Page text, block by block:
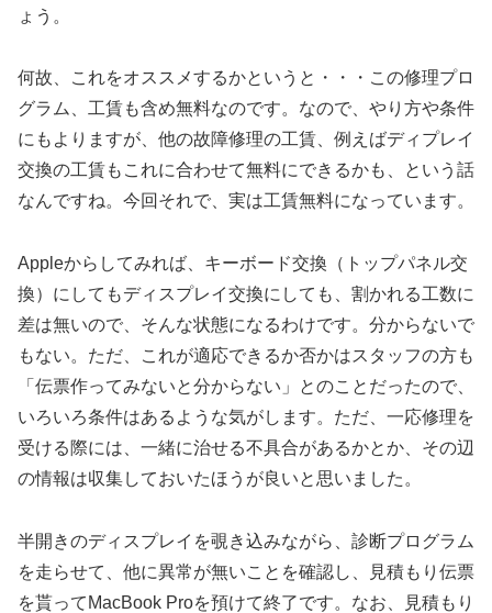
ょう。
何故、これをオススメするかというと・・・この修理プロ
グラム、工賃も含め無料なのです。なので、やり方や条件
にもよりますが、他の故障修理の工賃、例えばディプレイ
交換の工賃もこれに合わせて無料にできるかも、という話
なんですね。今回それで、実は工賃無料になっています。
Appleからしてみれば、キーボード交換（トップパネル交
換）にしてもディスプレイ交換にしても、割かれる工数に
差は無いので、そんな状態になるわけです。分からないで
もない。ただ、これが適応できるか否かはスタッフの方も
「伝票作ってみないと分からない」とのことだったので、
いろいろ条件はあるような気がします。ただ、一応修理を
受ける際には、一緒に治せる不具合があるかとか、その辺
の情報は収集しておいたほうが良いと思いました。
半開きのディスプレイを覗き込みながら、診断プログラム
を走らせて、他に異常が無いことを確認し、見積もり伝票
を貰ってMacBook Proを預けて終了です。なお、見積もり